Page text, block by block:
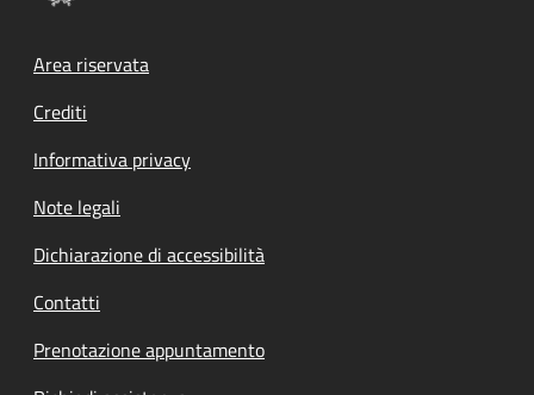
Footer menu
Area riservata
Crediti
Informativa privacy
Note legali
Dichiarazione di accessibilità
Contatti
Prenotazione appuntamento